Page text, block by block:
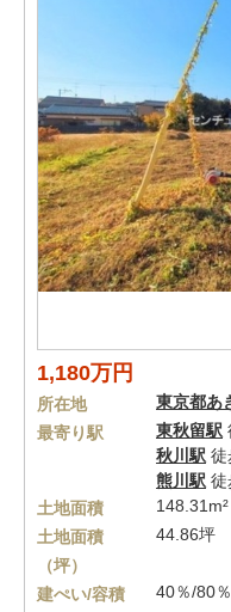
1,180万円
所在地 東京都あ
最寄り駅
東秋留駅
秋川駅 徒
熊川駅 徒
土地面積
148.31m²
土地面積
（坪）
44.86坪
建ぺい/容積
40％/80％